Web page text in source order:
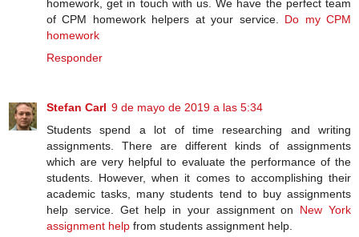
homework, get in touch with us. We have the perfect team
of CPM homework helpers at your service. Do my CPM
homework
Responder
Stefan Carl 9 de mayo de 2019 a las 5:34
Students spend a lot of time researching and writing
assignments. There are different kinds of assignments
which are very helpful to evaluate the performance of the
students. However, when it comes to accomplishing their
academic tasks, many students tend to buy assignments
help service. Get help in your assignment on New York
assignment help from students assignment help.